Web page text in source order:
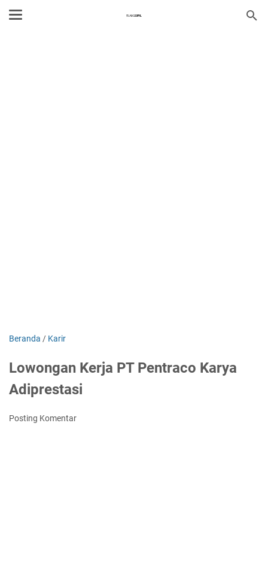
Beranda / Karir
Lowongan Kerja PT Pentraco Karya
Adiprestasi
Posting Komentar